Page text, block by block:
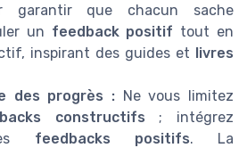
garantir que chacun sache
un feedback positif tout en
inspirant des guides et livres
des progrès : Ne vous limitez
constructifs ; intégrez
feedbacks positifs. La